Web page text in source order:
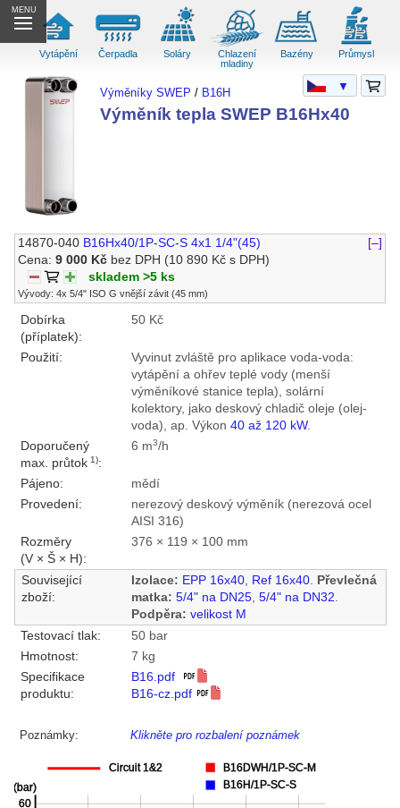
MENU
Vytápění Čerpadla Soláry
Chlazení
mladiny
Bazény Průmysl
Výměníky SWEP / B16H
Výměník tepla SWEP B16Hx40
14870-040 B16Hx40/1P-SC-S 4x1 1/4"(45)
[–]
Cena:9 000 Kč bez DPH (10 890 Kč s DPH)
skladem >5 ks
Vývody: 4x 5/4" ISO G vnější závit (45 mm)
Dobírka
(příplatek):
50 Kč
Použití:
Vyvinut zvláště pro aplikace voda-voda:
vytápění a ohřev teplé vody (menší
výměníkové stanice tepla), solární
kolektory, jako deskový chladič oleje (olej-
voda), ap. Výkon 40 až 120 kW.
Doporučený
max. průtok1):
6 m3/h
Pájeno:
mědí
Provedení:
nerezový deskový výměník (nerezová ocel
AISI 316)
Rozměry
(V × Š × H):
376 × 119 × 100 mm
Související
zboží:
Izolace: EPP 16x40, Ref 16x40. Převlečná
matka: 5/4" na DN25, 5/4" na DN32.
Podpěra: velikost M
Testovací tlak:
50 bar
Hmotnost:
7 kg
Specifikace
produktu:
B16.pdf
B16-cz.pdf
Poznámky: Klikněte pro rozbalení poznámek
▼